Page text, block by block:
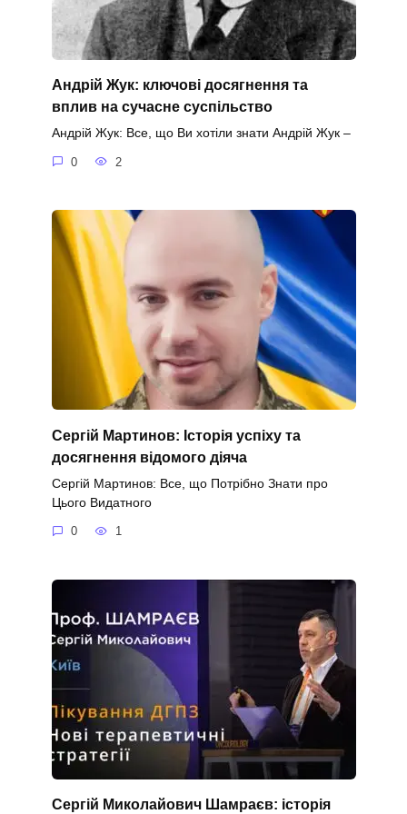
Андрій Жук: ключові досягнення та
вплив на сучасне суспільство
Андрій Жук: Все, що Ви хотіли знати Андрій Жук –
0 2
Сергій Мартинов: Історія успіху та
досягнення відомого діяча
Сергій Мартинов: Все, що Потрібно Знати про
Цього Видатного
0 1
Сергій Миколайович Шамраєв: історія